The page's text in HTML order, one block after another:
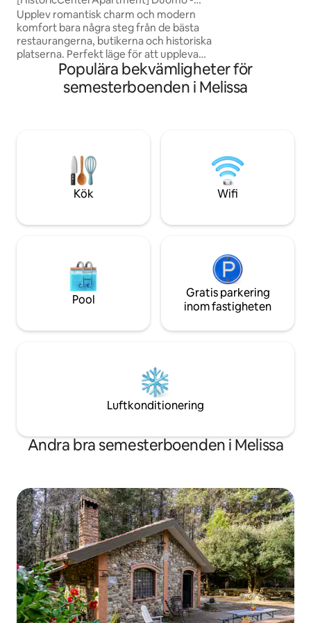
Castello Carlo V
Upplev romantisk charm och modern
komfort bara några steg från de bästa
restaurangerna, butikerna och historiska
platserna. Perfekt läge för att uppleva
staden till fots.
HistoricCenterApartment, är utrustad
med alla bekvämligheter och tjänster,
ensamstående resenärer och par som
söker en romantisk tillflykt. Stor gratis
parkeringsplats några meter bort.
Populära bekvämligheter för
semesterboenden i Melissa
Kök Wifi
Pool
Gratis parkering
inom fastigheten
Luftkonditionering
Andra bra semesterboenden i Melissa